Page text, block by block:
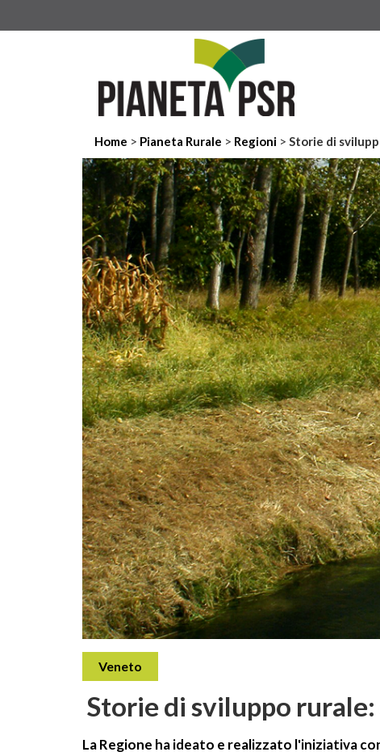
Home > Pianeta Rurale > Regioni > Storie di
Veneto
Storie di sviluppo
La Regione ha ideato e realizzato l'iniziativa